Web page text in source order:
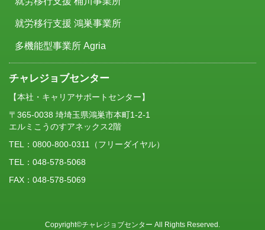
就労移行支援 鴻巣事業所
多機能型事業所 Agria
チャレジョブセンター
【本社・キャリアサポートセンター】
〒365-0038 埼埼玉県鴻巣市本町1-2-1
エルミこうのすアネックス2階
TEL： 0800-800-0311 （フリーダイヤル）
TEL：048-578-5068
FAX：048-578-5069
Copyright©チャレジョブセンター All Rights Reserved.